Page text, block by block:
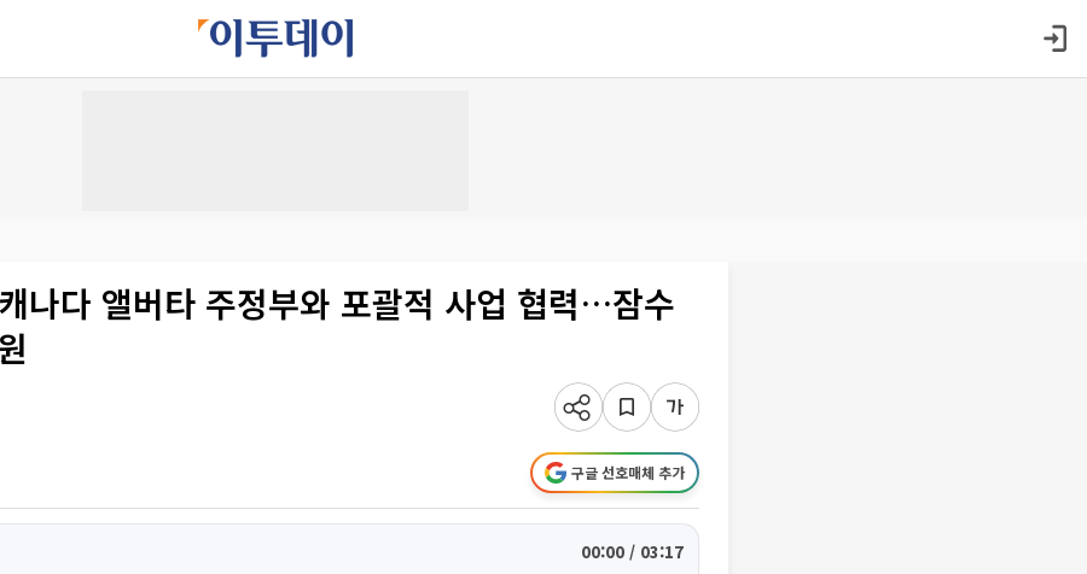
나다 앨버타 주정부와 포괄적 사업 협력…잠수
구글 선호매체 추가
00:00 / 03:17